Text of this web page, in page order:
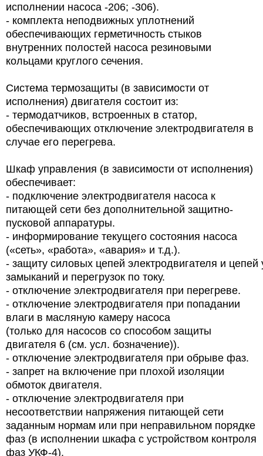
исполнении насоса -206; -306).
- комплекта неподвижных уплотнений
обеспечивающих герметичность стыков
внутренних полостей насоса резиновыми
кольцами круглого сечения.
Система термозащиты (в зависимости от
исполнения) двигателя состоит из:
- термодатчиков, встроенных в статор,
обеспечивающих отключение электродвигателя в
случае его перегрева.
Шкаф управления (в зависимости от исполнения)
обеспечивает:
- подключение электродвигателя насоса к
питающей сети без дополнительной защитно-
пусковой аппаратуры.
- информирование текущего состояния насоса
(«сеть», «работа», «авария» и т.д.).
- защиту силовых цепей электродвигателя и цепей
замыканий и перегрузок по току.
- отключение электродвигателя при перегреве.
- отключение электродвигателя при попадании
влаги в масляную камеру насоса
(только для насосов со способом защиты
двигателя 6 (см. усл. бозначение)).
- отключение электродвигателя при обрыве фаз.
- запрет на включение при плохой изоляции
обмоток двигателя.
- отключение электродвигателя при
несоответствии напряжения питающей сети
заданным нормам или при неправильном порядке
фаз (в исполнении шкафа с устройством контроля
фаз УКФ-4).